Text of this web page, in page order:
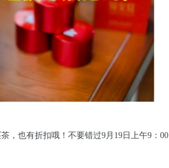
，也有折扣哦！不要错过9月19日上午9：00